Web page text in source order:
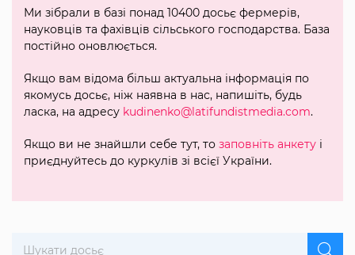
Ми зібрали в базі понад 10400 досьє фермерів,
науковців та фахівців сільського господарства. База
постійно оновлюється.
Якщо вам відома більш актуальна інформація по
якомусь досьє, ніж наявна в нас, напишіть, будь
ласка, на адресу kudinenko@latifundistmedia.com.
Якщо ви не знайшли себе тут, то заповніть анкету і
приєднуйтесь до куркулів зі всієї України.